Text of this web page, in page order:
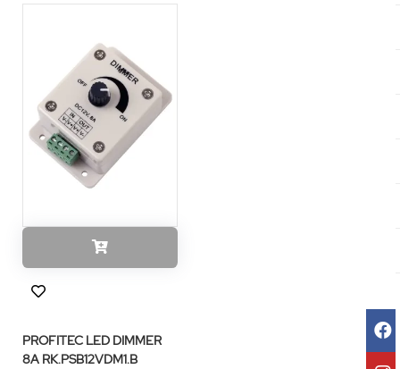
PROFITEC LED DIMMER
8A RK.PSB12VDM1.B